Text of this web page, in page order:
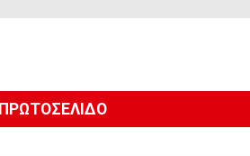
ΠΡΩΤΟΣΈΛΙΔΟ